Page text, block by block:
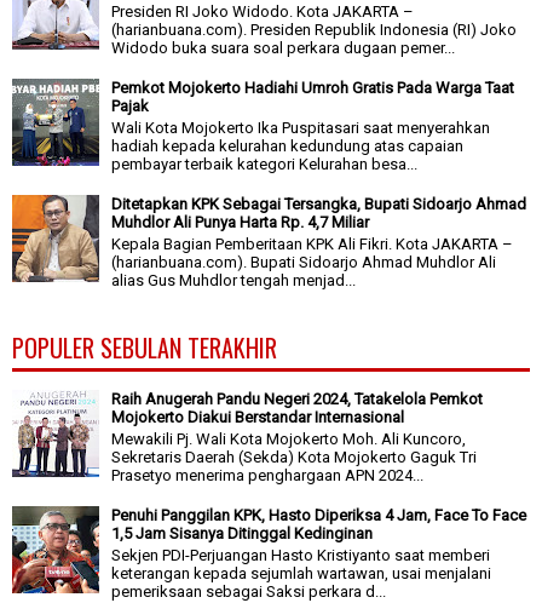
Presiden RI Joko Widodo. Kota JAKARTA –
(harianbuana.com). Presiden Republik Indonesia (RI) Joko
Widodo buka suara soal perkara dugaan pemer...
Pemkot Mojokerto Hadiahi Umroh Gratis Pada Warga Taat
Pajak
Wali Kota Mojokerto Ika Puspitasari saat menyerahkan
hadiah kepada kelurahan kedundung atas capaian
pembayar terbaik kategori Kelurahan besa...
Ditetapkan KPK Sebagai Tersangka, Bupati Sidoarjo Ahmad
Muhdlor Ali Punya Harta Rp. 4,7 Miliar
Kepala Bagian Pemberitaan KPK Ali Fikri. Kota JAKARTA –
(harianbuana.com). Bupati Sidoarjo Ahmad Muhdlor Ali
alias Gus Muhdlor tengah menjad...
POPULER SEBULAN TERAKHIR
Raih Anugerah Pandu Negeri 2024, Tatakelola Pemkot
Mojokerto Diakui Berstandar Internasional
Mewakili Pj. Wali Kota Mojokerto Moh. Ali Kuncoro,
Sekretaris Daerah (Sekda) Kota Mojokerto Gaguk Tri
Prasetyo menerima penghargaan APN 2024...
Penuhi Panggilan KPK, Hasto Diperiksa 4 Jam, Face To Face
1,5 Jam Sisanya Ditinggal Kedinginan
Sekjen PDI-Perjuangan Hasto Kristiyanto saat memberi
keterangan kepada sejumlah wartawan, usai menjalani
pemeriksaan sebagai Saksi perkara d...